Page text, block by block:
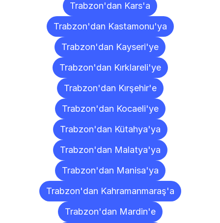
Trabzon'dan Kars'a
Trabzon'dan Kastamonu'ya
Trabzon'dan Kayseri'ye
Trabzon'dan Kırklareli'ye
Trabzon'dan Kırşehir'e
Trabzon'dan Kocaeli'ye
Trabzon'dan Kütahya'ya
Trabzon'dan Malatya'ya
Trabzon'dan Manisa'ya
Trabzon'dan Kahramanmaraş'a
Trabzon'dan Mardin'e